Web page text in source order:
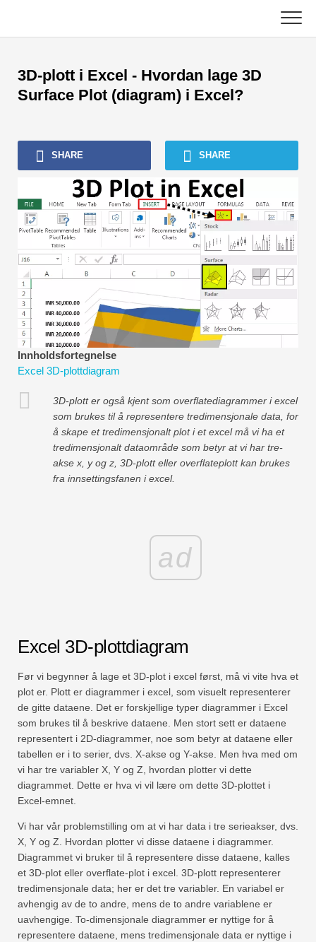
content
Regnskapsopplæring
Excel, VBA og Power BI
Investment Banking Tutorials
Topp bøker
Finans karriereveiledninger
Ressurser for økonomisertifisering
Økonomiske modelleringsveiledninger
Fullstendig format
Risikostyringsveiledninger
3D-plott i Excel - Hvordan lage 3D
Surface Plot (diagram) i Excel?
SHARE SHARE
Innholdsfortegnelse
Excel 3D-plottdiagram
3D-plott er også kjent som overflatediagrammer i excel
som brukes til å representere tredimensjonale data, for
å skape et tredimensjonalt plot i et excel må vi ha et
tredimensjonalt dataområde som betyr at vi har tre-
akse x, y og z, 3D-plott eller overflateplott kan brukes
fra innsettingsfanen i excel.
ad
Excel 3D-plottdiagram
Før vi begynner å lage et 3D-plot i excel først, må vi vite hva et
plot er. Plott er diagrammer i excel, som visuelt representerer
de gitte dataene. Det er forskjellige typer diagrammer i Excel
som brukes til å beskrive dataene. Men stort sett er dataene
representert i 2D-diagrammer, noe som betyr at dataene eller
tabellen er i to serier, dvs. X-akse og Y-akse. Men hva med om
vi har tre variabler X, Y og Z, hvordan plotter vi dette
diagrammet. Dette er hva vi vil lære om dette 3D-plottet i
Excel-emnet.
Vi har vår problemstilling om at vi har data i tre serieakser, dvs.
X, Y og Z. Hvordan plotter vi disse dataene i diagrammer.
Diagrammet vi bruker til å representere disse dataene, kalles
et 3D-plot eller overflate-plot i excel. 3D-plott representerer
tredimensjonale data; her er det tre variabler. En variabel er
avhengig av de to andre, mens de to andre variablene er
uavhengige. To-dimensjonale diagrammer er nyttige for å
representere dataene, mens tredimensjonale data er nyttige i